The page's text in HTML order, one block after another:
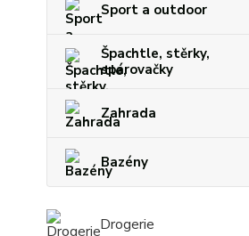
Sport a outdoor
Špachtle, stěrky,
spárovačky
Zahrada
Bazény
Drogerie